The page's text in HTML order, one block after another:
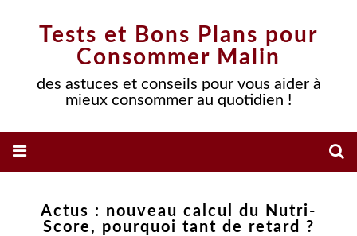
Tests et Bons Plans pour
Consommer Malin
des astuces et conseils pour vous aider à
mieux consommer au quotidien !
Actus : nouveau calcul du Nutri-
Score, pourquoi tant de retard ?